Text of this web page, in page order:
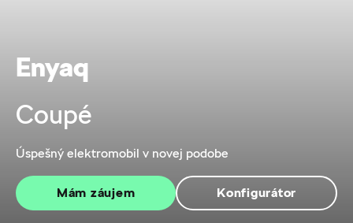
Enyaq
Coupé
Úspešný elektromobil v novej podobe
Mám záujem Konfigurátor